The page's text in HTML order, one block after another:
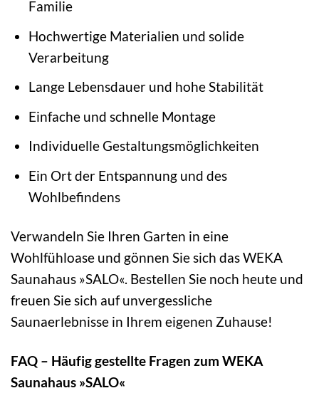
Familie
Hochwertige Materialien und solide
Verarbeitung
Lange Lebensdauer und hohe Stabilität
Einfache und schnelle Montage
Individuelle Gestaltungsmöglichkeiten
Ein Ort der Entspannung und des
Wohlbefindens
Verwandeln Sie Ihren Garten in eine
Wohlfühloase und gönnen Sie sich das WEKA
Saunahaus »SALO«. Bestellen Sie noch heute und
freuen Sie sich auf unvergessliche
Saunaerlebnisse in Ihrem eigenen Zuhause!
FAQ – Häufig gestellte Fragen zum WEKA
Saunahaus »SALO«